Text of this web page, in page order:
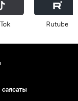
Rutube